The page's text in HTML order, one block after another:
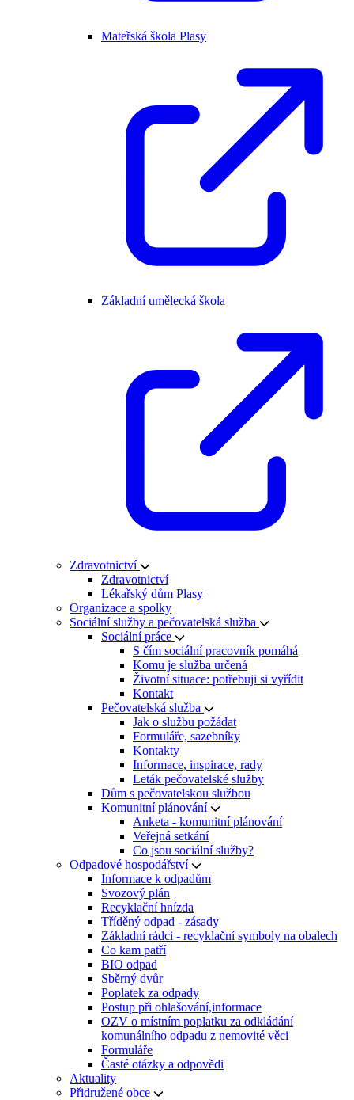
Mateřská škola Plasy
Základní umělecká škola
Zdravotnictví
Zdravotnictví
Lékařský dům Plasy
Organizace a spolky
Sociální služby a pečovatelská služba
Sociální práce
S čím sociální pracovník pomáhá
Komu je služba určená
Životní situace: potřebuji si vyřídit
Kontakt
Pečovatelská služba
Jak o službu požádat
Formuláře, sazebníky
Kontakty
Informace, inspirace, rady
Leták pečovatelské služby
Dům s pečovatelskou službou
Komunitní plánování
Anketa - komunitní plánování
Veřejná setkání
Co jsou sociální služby?
Odpadové hospodářství
Informace k odpadům
Svozový plán
Recyklační hnízda
Tříděný odpad - zásady
Základní rádci - recyklační symboly na obalech
Co kam patří
BIO odpad
Sběrný dvůr
Poplatek za odpady
Postup při ohlašování,informace
OZV o místním poplatku za odkládání
komunálního odpadu z nemovité věci
Formuláře
Časté otázky a odpovědi
Aktuality
Přidružené obce